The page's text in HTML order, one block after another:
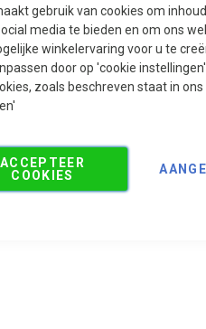
gebruik van cookies om
media te bieden en om ons
winkelervaring voor u te
door op 'cookie
zoals beschreven staat in ons
ACCEPTEER
COOKIES